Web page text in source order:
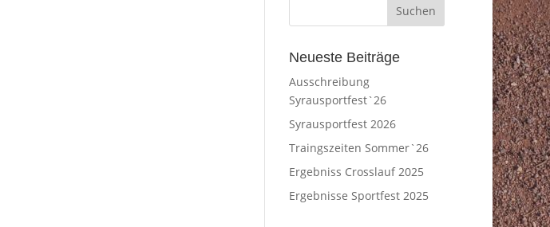
Neueste Beiträge
Ausschreibung
Syrausportfest`26
Syrausportfest 2026
Traingszeiten Sommer`26
Ergebniss Crosslauf 2025
Ergebnisse Sportfest 2025